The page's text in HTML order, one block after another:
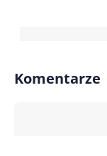
Komentarze